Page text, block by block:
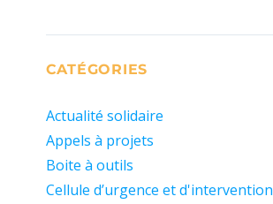
CATÉGORIES
Actualité solidaire
Appels à projets
Boite à outils
Cellule d’urgence et d'intervention